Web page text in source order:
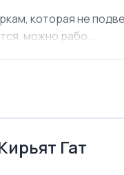
которая не
можно рабо...
Гат